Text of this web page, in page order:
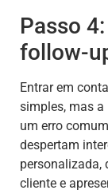
Passo
follow-
Entrar em
simples, mas
um erro
despertam
personalizada,
cliente e